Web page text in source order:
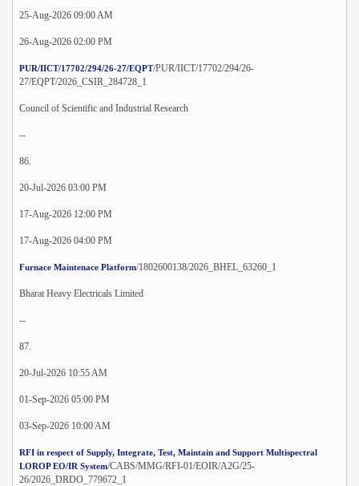
25-Aug-2026 09:00 AM
26-Aug-2026 02:00 PM
PUR/IICT/17702/294/26-27/EQPT/PUR/IICT/17702/294/26-
27/EQPT/2026_CSIR_284728_1
Council of Scientific and Industrial Research
--
86.
20-Jul-2026 03:00 PM
17-Aug-2026 12:00 PM
17-Aug-2026 04:00 PM
Furnace Maintenace Platform/1802600138/2026_BHEL_63260_1
Bharat Heavy Electricals Limited
--
87.
20-Jul-2026 10:55 AM
01-Sep-2026 05:00 PM
03-Sep-2026 10:00 AM
RFI in respect of Supply, Integrate, Test, Maintain and Support Multispectral
LOROP EO/IR System/CABS/MMG/RFI-01/EOIR/A2G/25-
26/2026_DRDO_779672_1